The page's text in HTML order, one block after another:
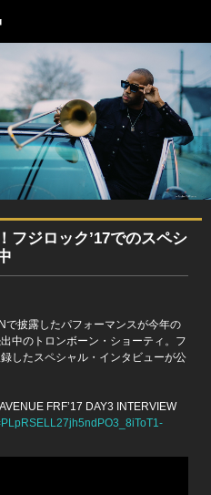
フジロック’17でのスペシ
で披露したパフォーマンスが今年の
中のトロンボーン・ショーティ。フ
したスペシャル・インタビューが公
FRF’17 DAY3 INTERVIEW